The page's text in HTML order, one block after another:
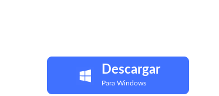
Descargar
Para Windows